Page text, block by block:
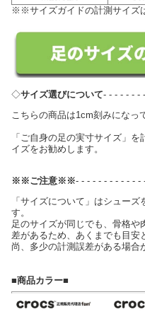
※※サイズガイドの計測サイズ
◇サイズ選びについて- - - - - - -
こちらの商品は1cm刻みになっ
「ご自身の足の実寸サイズ」
イズをお勧めします。
※※ご注意※※- - - - - - - - - - - -
「サイズについて」はシュー
す。
足のサイズが同じでも、骨格や
差があるため、あくまでも目安
尚、多少の計測誤差がある場合
■商品カラー■